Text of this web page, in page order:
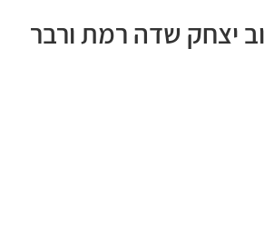
יצחק שדה רמת ורבר